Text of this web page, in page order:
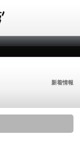
新着情報